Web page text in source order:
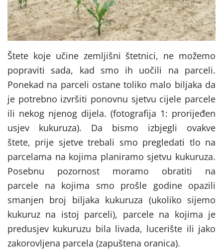
Štete koje učine zemljišni štetnici, ne možemo
popraviti sada, kad smo ih uočili na parceli.
Ponekad na parceli ostane toliko malo biljaka da
je potrebno izvršiti ponovnu sjetvu cijele parcele
ili nekog njenog dijela. (fotografija 1: prorijeđen
usjev kukuruza). Da bismo izbjegli ovakve
štete, prije sjetve trebali smo pregledati tlo na
parcelama na kojima planiramo sjetvu kukuruza.
Posebnu pozornost moramo obratiti na
parcele na kojima smo prošle godine opazili
smanjen broj biljaka kukuruza (ukoliko sijemo
kukuruz na istoj parceli), parcele na kojima je
predusjev kukuruzu bila livada, lucerište ili jako
zakorovljena parcela (zapuštena oranica).